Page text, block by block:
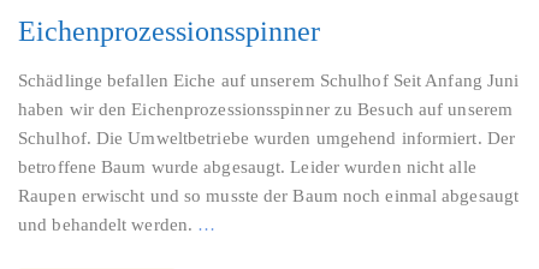
Eichenprozessionsspinner
Schädlinge befallen Eiche auf unserem Schulhof Seit Anfang Juni
haben wir den Eichenprozessionsspinner zu Besuch auf unserem
Schulhof. Die Umweltbetriebe wurden umgehend informiert. Der
betroffene Baum wurde abgesaugt. Leider wurden nicht alle
Raupen erwischt und so musste der Baum noch einmal abgesaugt
und behandelt werden. …